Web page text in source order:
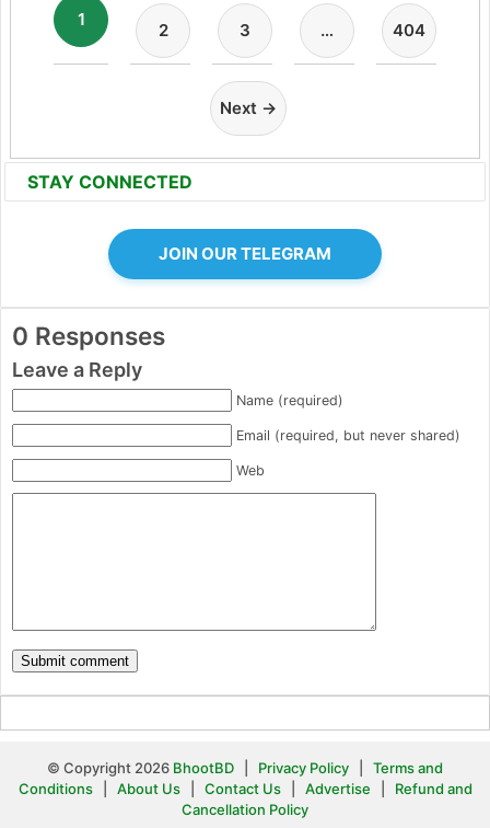
1
2 3 … 404
Next →
STAY CONNECTED
JOIN OUR TELEGRAM
0 Responses
Leave a Reply
Name (required)
Email (required, but never shared)
Web
© Copyright 2026 BhootBD Privacy Policy
Terms and
Conditions
About Us| Contact Us| Advertise
Refund and
Cancellation Policy